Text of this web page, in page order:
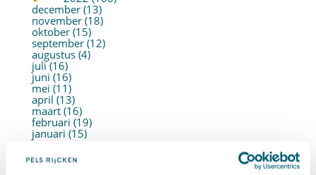
december (13)
november (18)
oktober (15)
september (12)
augustus (4)
juli (16)
juni (16)
mei (11)
april (13)
maart (16)
februari (19)
januari (15)
►
december (15)
november (9)